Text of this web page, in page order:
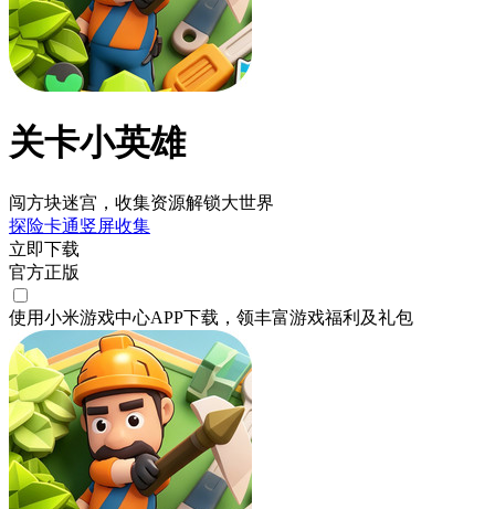
关卡小英雄
闯方块迷宫，收集资源解锁大世界
探险卡通竖屏收集
立即下载
官方正版
使用小米游戏中心APP下载 ，领丰富游戏福利 及礼包